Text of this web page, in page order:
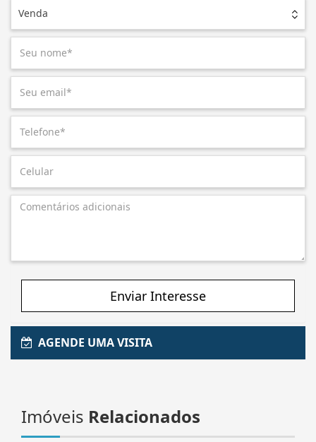
Venda
Enviar Interesse
AGENDE UMA VISITA
Imóveis Relacionados